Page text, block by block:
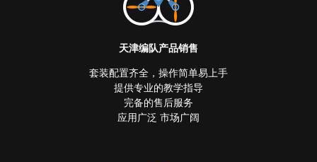
天津编队产品销售
套装配置齐全，操作简单易上手
提供专业的教学指导
完备的售后服务
应用广泛 市场广阔